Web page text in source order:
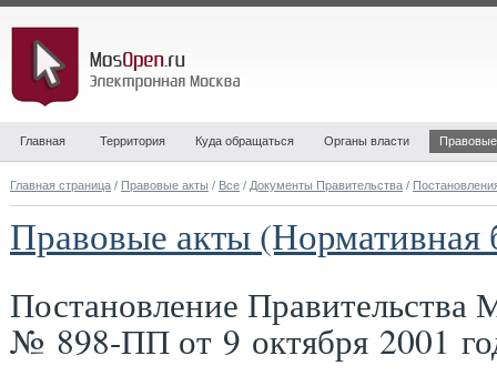
Главная Территория Куда обращаться Органы власти
Главная страница / Правовые акты / Все / Документы Правительства /
Правовые акты (Нормативная
Постановление Правительства
№ 898-ПП от 9 октября 2001